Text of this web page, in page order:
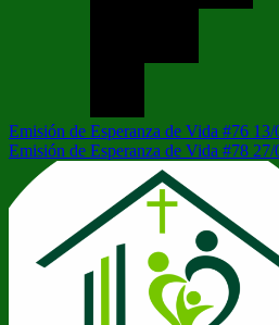
Navegación
de
entradas
Entrada
anterior:
Emisión de Esperanza de Vida #76 13/
Siguiente
entrada:
Emisión de Esperanza de Vida #78 27/